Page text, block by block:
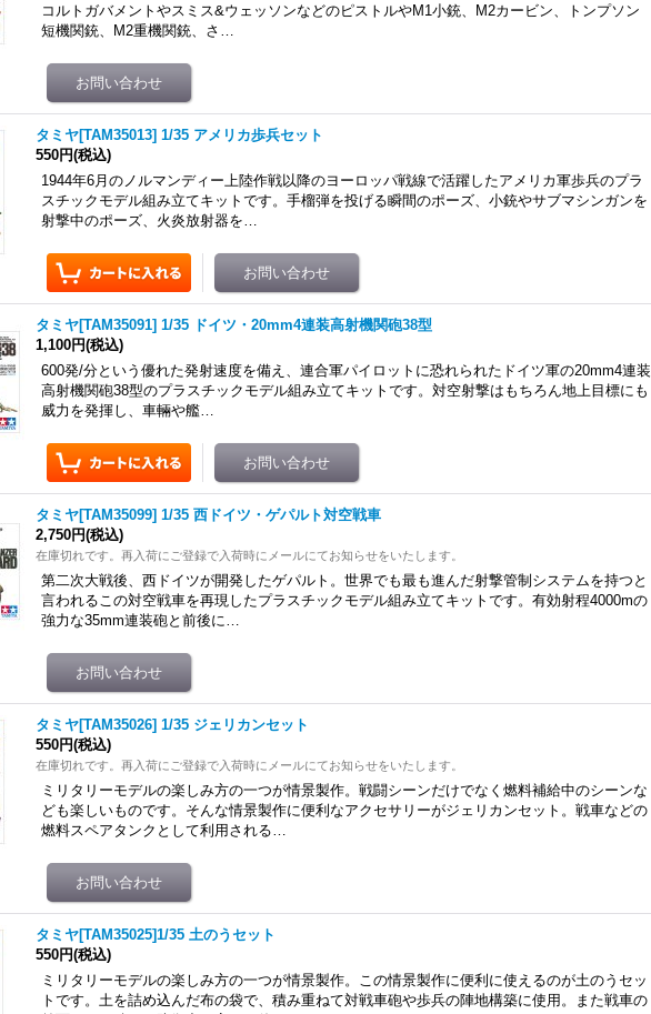
コルトガバメントやスミス&ウェッソンなどのピストルやM1小銃、M2カービン、トンプソン
短機関銃、M2重機関銃、さ…
タミヤ[TAM35013] 1/35 アメリカ歩兵セット
550円(税込)
1944年6月のノルマンディー上陸作戦以降のヨーロッパ戦線で活躍したアメリカ軍歩兵のプラ
スチックモデル組み立てキットです。手榴弾を投げる瞬間のポーズ、小銃やサブマシンガンを
射撃中のポーズ、火炎放射器を…
タミヤ[TAM35091] 1/35 ドイツ・20mm4連装高射機関砲38型
1,100円(税込)
600発/分という優れた発射速度を備え、連合軍パイロットに恐れられたドイツ軍の20mm4連装
高射機関砲38型のプラスチックモデル組み立てキットです。対空射撃はもちろん地上目標にも
威力を発揮し、車輛や艦…
タミヤ[TAM35099] 1/35 西ドイツ・ゲパルト対空戦車
2,750円(税込)
在庫切れです。再入荷にご登録で入荷時にメールにてお知らせをいたします。
第二次大戦後、西ドイツが開発したゲパルト。世界でも最も進んだ射撃管制システムを持つと
言われるこの対空戦車を再現したプラスチックモデル組み立てキットです。有効射程4000mの
強力な35mm連装砲と前後に…
タミヤ[TAM35026] 1/35 ジェリカンセット
550円(税込)
在庫切れです。再入荷にご登録で入荷時にメールにてお知らせをいたします。
ミリタリーモデルの楽しみ方の一つが情景製作。戦闘シーンだけでなく燃料補給中のシーンな
ども楽しいものです。そんな情景製作に便利なアクセサリーがジェリカンセット。戦車などの
燃料スペアタンクとして利用される…
タミヤ[TAM35025]1/35 土のうセット
550円(税込)
ミリタリーモデルの楽しみ方の一つが情景製作。この情景製作に便利に使えるのが土のうセッ
トです。土を詰め込んだ布の袋で、積み重ねて対戦車砲や歩兵の陣地構築に使用。また戦車の